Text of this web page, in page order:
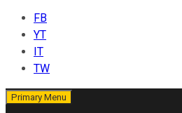
FB
YT
IT
TW
Primary Menu